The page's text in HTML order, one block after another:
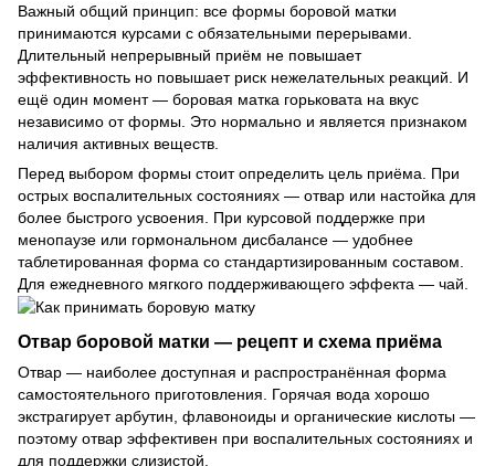
Важный общий принцип: все формы боровой матки
принимаются курсами с обязательными перерывами.
Длительный непрерывный приём не повышает
эффективность но повышает риск нежелательных реакций. И
ещё один момент — боровая матка горьковата на вкус
независимо от формы. Это нормально и является признаком
наличия активных веществ.
Перед выбором формы стоит определить цель приёма. При
острых воспалительных состояниях — отвар или настойка для
более быстрого усвоения. При курсовой поддержке при
менопаузе или гормональном дисбалансе — удобнее
таблетированная форма со стандартизированным составом.
Для ежедневного мягкого поддерживающего эффекта — чай.
Отвар боровой матки — рецепт и схема приёма
Отвар — наиболее доступная и распространённая форма
самостоятельного приготовления. Горячая вода хорошо
экстрагирует арбутин, флавоноиды и органические кислоты —
поэтому отвар эффективен при воспалительных состояниях и
для поддержки слизистой.